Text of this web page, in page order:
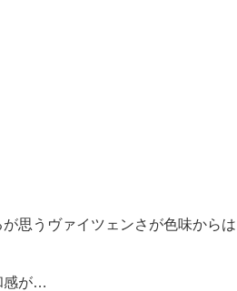
思うヴァイツェンさが色味からは
感が…